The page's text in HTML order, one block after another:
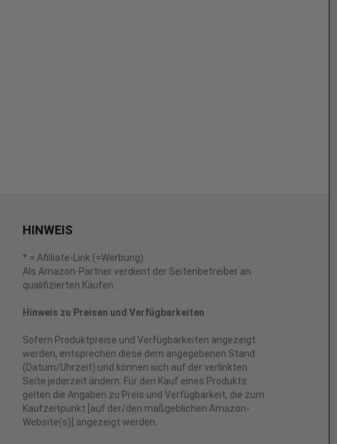
HINWEIS
* = Afilliate-Link (=Werbung)
Als Amazon-Partner verdient der Seitenbetreiber an
qualifizierten Käufen.
Hinweis zu Preisen und Verfügbarkeiten
Sofern Produktpreise und Verfügbarkeiten angezeigt
werden, entsprechen diese dem angegebenen Stand
(Datum/Uhrzeit) und können sich auf der verlinkten
Seite jederzeit ändern. Für den Kauf eines Produkts
gelten die Angaben zu Preis und Verfügbarkeit, die zum
Kaufzeitpunkt [auf der/den maßgeblichen Amazon-
Website(s)] angezeigt werden.